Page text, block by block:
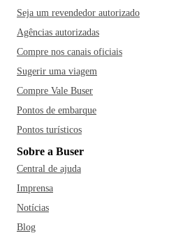
Seja um revendedor autorizado
Agências autorizadas
Compre nos canais oficiais
Sugerir uma viagem
Compre Vale Buser
Pontos de embarque
Pontos turísticos
Sobre a Buser
Central de ajuda
Imprensa
Notícias
Blog